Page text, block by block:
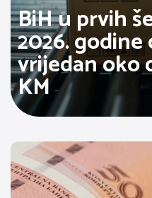
BiH u prvih
2026.
vrijedan oko
KM